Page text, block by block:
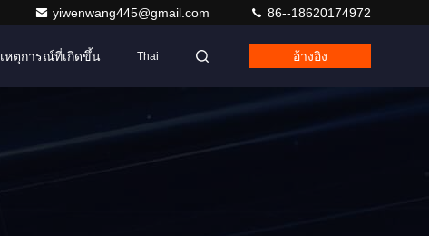
yiwenwang445@gmail.com 86--18620174972
เหตุการณ์ที่เกิดขึ้น Thai อ้างอิง